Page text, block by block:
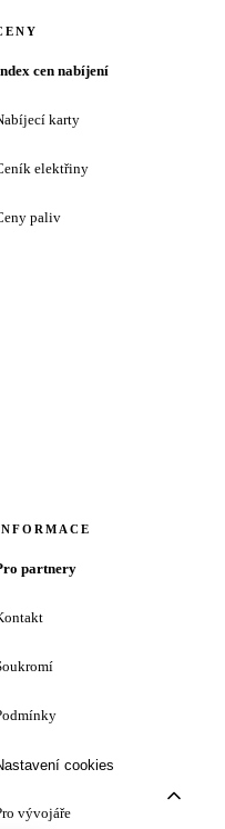
cen nabíjení
karty
elektřiny
paliv
partnery
cookies
vývojáře